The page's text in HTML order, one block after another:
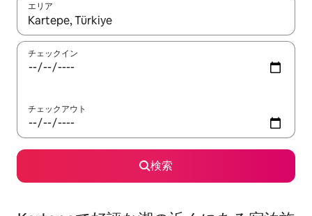
エリア
検索結果が表示されたら、上下の矢印キーを使って移動するか
チェックイン
チェックアウト
検索